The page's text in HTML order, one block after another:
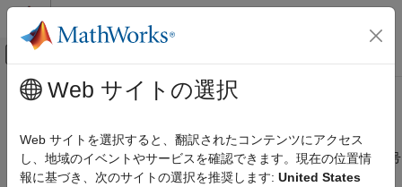
コンテンツへスキップ
オフキャンバス ナビゲーション メ
ドキュメンテーションのホーム
Embedded Coder
検証、テスト、および認定
メインコンテンツ
Number
プロファイリングされたコード セクションを一意に識別する番号
を取得
Web サイトの選択
Web サイトを選択すると、翻訳されたコンテンツにアクセス
し、地域のイベントやサービスを確認できます。現在の位置情
報に基づき、次のサイトの選択を推奨します: United States